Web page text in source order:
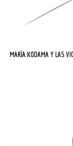
MARÍA KODAMA Y LAS